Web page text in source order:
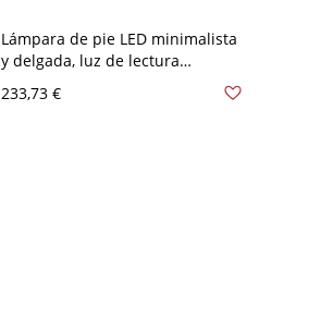
Lámpara de pie LED minimalista
y delgada, luz de lectura
ajustable con cabezal giratorio y
interruptor de pie - 160,02 cm
233,73 €